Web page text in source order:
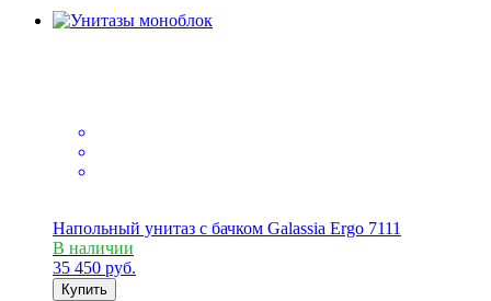
Напольный унитаз с бачком Galassia Ergo 7111
В наличии
35 450 руб.
Купить